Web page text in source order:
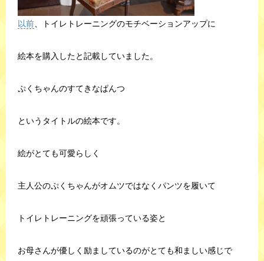
以前、トイレトレーニングのモチベーションアップに
絵本を購入したと記載していました。
ぷくちゃんのすてきなぱんつ
というタイトルの絵本です。
絵がとても可愛らしく
主人公のぷくちゃんがオムツではなくパンツを履いて
トイレトレーニングを頑張っている姿と
お母さんが優しく励ましているのがとても和ましい感じで